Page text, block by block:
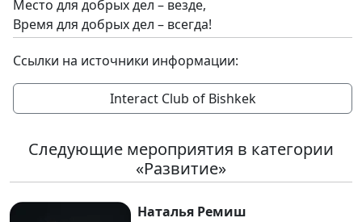
Место для добрых дел – везде,
Время для добрых дел – всегда!
Ссылки на источники информации:
Interact Club of Bishkek
Следующие мероприятия в категории
«Развитие»
Наталья Ремиш